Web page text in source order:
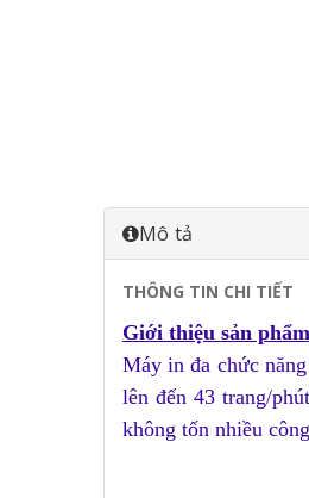
Mô tả
THÔNG TIN CHI TIẾT
Giới thiệu sản
Máy in đa chức
lên đến 43 trang/
không tốn nhiều